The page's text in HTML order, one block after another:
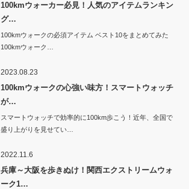
100kmウォーカー必見！人気のアイテムランキン
グ…
100kmウォークの必須アイテム ベスト10をまとめてみた
100kmウォーク…
2023.08.23
100kmウォークの心強い味方！スマートウォッチ
が…
スマートウォッチで効率的に100km歩こう！近年、全国で
盛り上がりを見せてい…
2022.11.6
兵庫～大阪を歩きぬけ！関西エクストリームウォ
ーク1…